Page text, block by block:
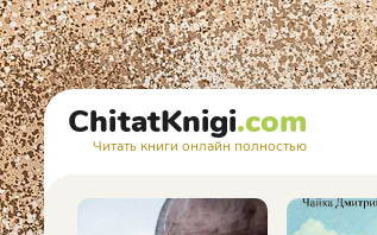
ChitatKnigi.com
Читать книги онлайн полностью